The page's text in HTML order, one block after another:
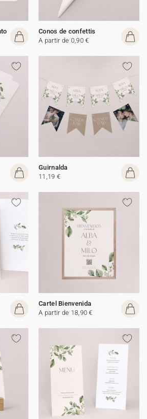
Conos de confettis
A partir de 0,90 €
Guirnalda
11,19 €
Cartel Bienvenida
A partir de 18,90 €